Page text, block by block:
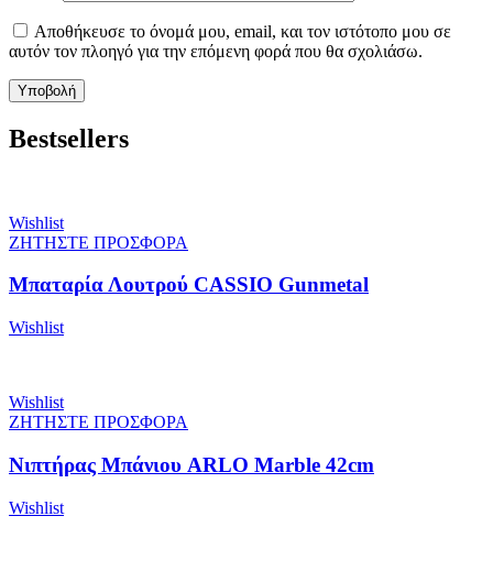
Αποθήκευσε το όνομά μου, email, και τον ιστότοπο μου σε
αυτόν τον πλοηγό για την επόμενη φορά που θα σχολιάσω.
Bestsellers
Wishlist
ΖΗΤΗΣΤΕ ΠΡΟΣΦΟΡΑ
Μπαταρία Λουτρού CASSIO Gunmetal
Wishlist
Wishlist
ΖΗΤΗΣΤΕ ΠΡΟΣΦΟΡΑ
Νιπτήρας Μπάνιου ARLO Marble 42cm
Wishlist